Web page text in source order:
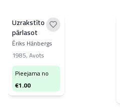
Uzrakstīto
pārlasot
Ēriks Hānbergs
1985,Avots
Pieejama no
€1.00